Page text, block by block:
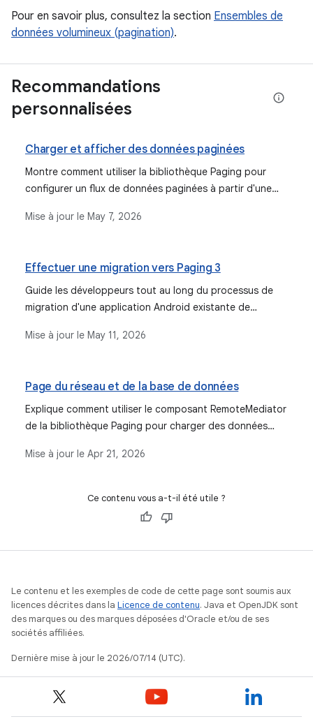
Pour en savoir plus, consultez la section Ensembles de
données volumineux (pagination).
Recommandations
personnalisées
Charger et afficher des données paginées
Montre comment utiliser la bibliothèque Paging pour
configurer un flux de données paginées à partir d'une
Mise à jour le May 7, 2026
Effectuer une migration vers Paging 3
Guide les développeurs tout au long du processus de
migration d'une application Android existante de
nouvelles fonctionnalités et les changements
Mise à jour le May 11, 2026
Page du réseau et de la base de données
Explique comment utiliser le composant RemoteMediator
de la bibliothèque Paging pour charger des données
locale, offrant ainsi une expérience utilisateur robuste en
connexion. Il décrit en détail les étapes d'implémentation
pour coordonner les charges de données, gérer la
synchronisation des données et gérer les clés à distance
Mise à jour le Apr 21, 2026
Ce contenu vous a-t-il été utile ?
Le contenu et les exemples de code de cette page sont soumis aux
licences décrites dans la Licence de contenu. Java et OpenJDK sont
des marques ou des marques déposées d'Oracle et/ou de ses
sociétés affiliées.
Dernière mise à jour le 2026/07/14 (UTC).